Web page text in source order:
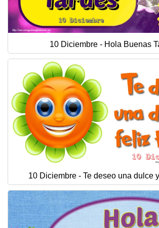
10 Diciembre - Hola Buenas
10 Diciembre - Te deseo una dulce